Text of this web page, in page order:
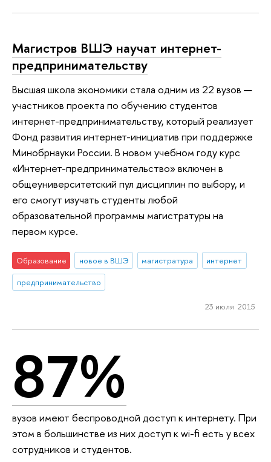
Магистров ВШЭ научат интернет-
предпринимательству
Высшая школа экономики стала одним из 22 вузов —
участников проекта по обучению студентов
интернет-предпринимательству, который реализует
Фонд развития интернет-инициатив при поддержке
Минобрнауки России. В новом учебном году курс
«Интернет-предпринимательство» включен в
общеуниверситетский пул дисциплин по выбору, и
его смогут изучать студенты любой
образовательной программы магистратуры на
первом курсе.
Образование новое в ВШЭ магистратура
интернет
предпринимательство
23 июля 2015
87%
вузов имеют беспроводной доступ к интернету. При
этом в большинстве из них доступ к wi-fi есть у всех
сотрудников и студентов.